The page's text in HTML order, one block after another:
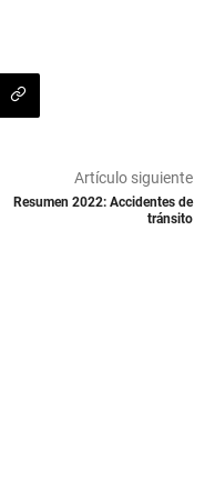
Artículo siguiente
Resumen 2022: Accidentes de
tránsito